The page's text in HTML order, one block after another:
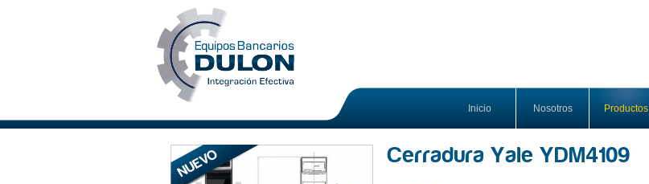
Inicio Nosotros Productos
Cerradura Yale YDM4109